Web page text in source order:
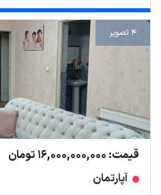
4 تصویر
قیمت: 16,000,000,000 تومان
آپارتمان